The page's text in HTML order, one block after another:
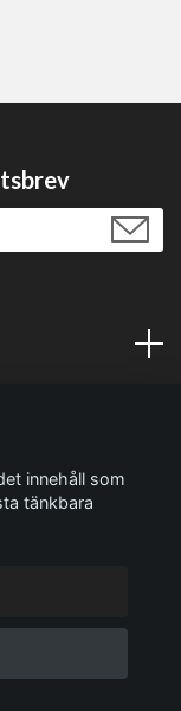
AB
innehåll som
tänkbara